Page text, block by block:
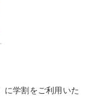
に学割をご利用いた